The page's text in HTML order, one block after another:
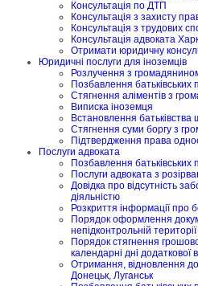
Консультація по ДТП
Консультація з захисту
Консультація з трудових
Консультація адвоката
Отримати юридичну
Юридичні послуги для іноземців
Розлучення з
Позбавлення
Стягнення аліментів з
Виписка іноземця
Встановлення батьківства
Стягнення суми боргу з
Підтвердження права
Послуги адвоката
Позбавлення батьківських
Послуги адвоката з
Довідка про відсутність
діяльністю
Розкриття інформації про
Порядок оформлення
непідконтрольній території
Порядок стягнення
календарні дні додаткової
Отримання, відновлення
Донецьк, Луганськ